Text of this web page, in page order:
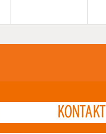
KONTAKT